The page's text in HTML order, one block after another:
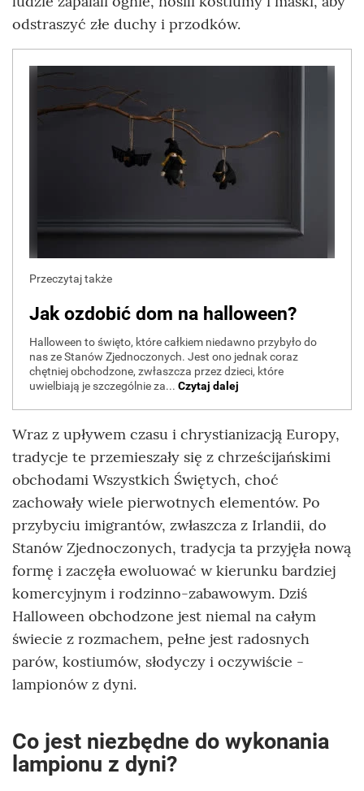
odstraszyć złe duchy i przodków.
Wraz z upływem czasu i chrystianizacją Europy,
tradycje te przemieszały się z chrześcijańskimi
obchodami Wszystkich Świętych, choć
zachowały wiele pierwotnych elementów. Po
przybyciu imigrantów, zwłaszcza z Irlandii, do
Stanów Zjednoczonych, tradycja ta przyjęła nową
formę i zaczęła ewoluować w kierunku bardziej
komercyjnym i rodzinno-zabawowym. Dziś
Halloween obchodzone jest niemal na całym
świecie z rozmachem, pełne jest radosnych
parów, kostiumów, słodyczy i oczywiście -
lampionów z dyni.
Co jest niezbędne do wykonania
lampionu z dyni?